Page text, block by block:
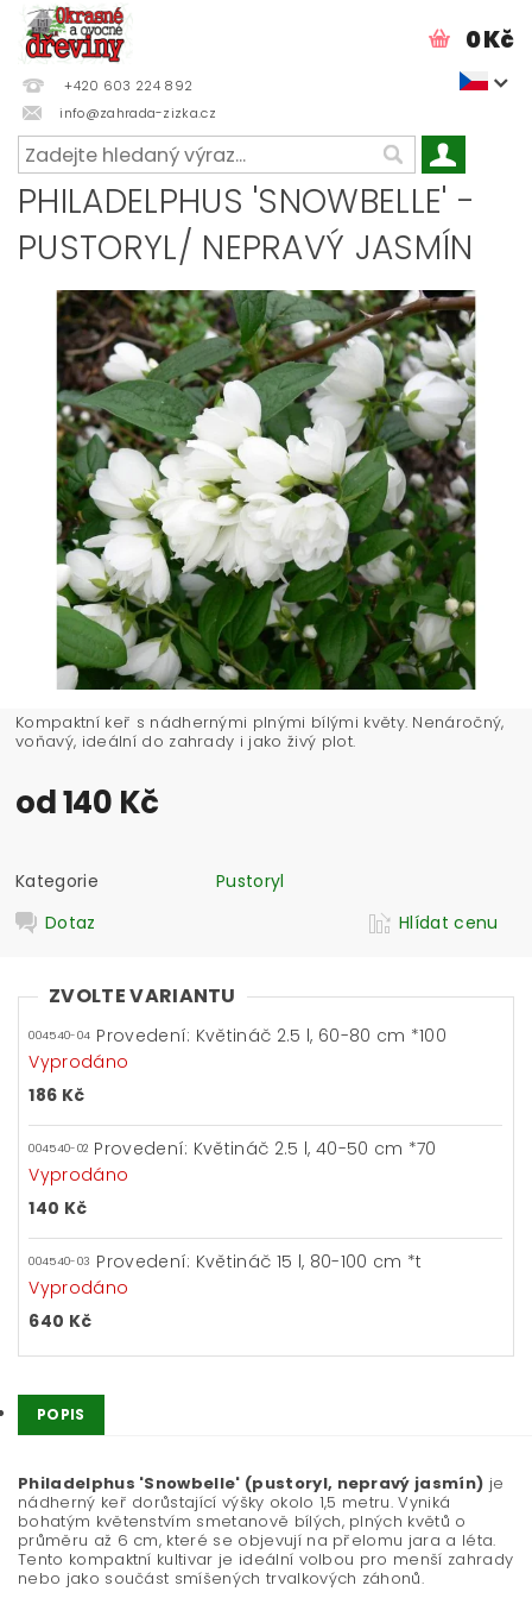
+420 603 224 892
info@zahrada-zizka.cz
0 Kč
PHILADELPHUS 'SNOWBELLE' -
PUSTORYL/ NEPRAVÝ JASMÍN
Kompaktní keř s nádhernými plnými bílými květy. Nenáročný,
voňavý, ideální do zahrady i jako živý plot.
od 140 Kč
Kategorie
Pustoryl
Dotaz
Hlídat cenu
ZVOLTE VARIANTU
004540-04 Provedení: Květináč 2.5 l, 60-80 cm *100
Vyprodáno
186 Kč
004540-02 Provedení: Květináč 2.5 l, 40-50 cm *70
Vyprodáno
140 Kč
004540-03 Provedení: Květináč 15 l, 80-100 cm *t
Vyprodáno
640 Kč
POPIS
Philadelphus 'Snowbelle' (pustoryl, nepravý jasmín) je
nádherný keř dorůstající výšky okolo 1,5 metru. Vyniká
bohatým květenstvím smetanově bílých, plných květů o
průměru až 6 cm, které se objevují na přelomu jara a léta.
Tento kompaktní kultivar je ideální volbou pro menší zahrady
nebo jako součást smíšených trvalkových záhonů.